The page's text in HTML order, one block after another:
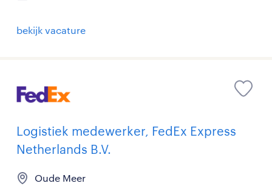
bekijk vacature
Logistiek medewerker, FedEx Express
Netherlands B.V.
Oude Meer